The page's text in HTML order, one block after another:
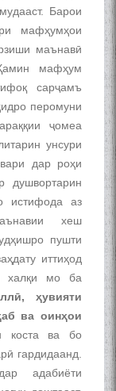
Барои
мафҳумҳои
маънавӣ
мафҳум
сарҷамъ
перомуни
ҷомеа
унсури
дар роҳи
душвортарин
истифода аз
хеш
пушти
иттиҳод
халқи мо ба
ҳувияти
ва оинҳои
коста ва бо
гардидаанд.
адабиёти